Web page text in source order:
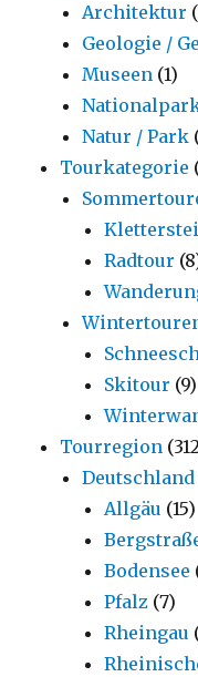
Architektur
Geologie /
Museen (1)
Natur / Park
Tourkategorie
Radtour
Skitour (9)
Tourregion
Deutschland
Allgäu (15)
Bodensee
Pfalz (7)
Rheingau